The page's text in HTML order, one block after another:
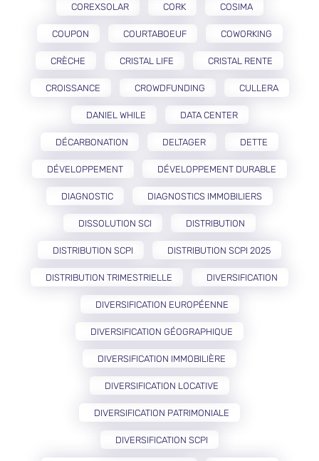
COREXSOLAR CORK COSIMA
COUPON COURTABOEUF COWORKING
CRÈCHE CRISTAL LIFE CRISTAL RENTE
CROISSANCE CROWDFUNDING CULLERA
DANIEL WHILE DATA CENTER
DÉCARBONATION DELTAGER DETTE
DÉVELOPPEMENT DÉVELOPPEMENT DURABLE
DIAGNOSTIC DIAGNOSTICS IMMOBILIERS
DISSOLUTION SCI DISTRIBUTION
DISTRIBUTION SCPI DISTRIBUTION SCPI 2025
DISTRIBUTION TRIMESTRIELLE DIVERSIFICATION
DIVERSIFICATION EUROPÉENNE
DIVERSIFICATION GÉOGRAPHIQUE
DIVERSIFICATION IMMOBILIÈRE
DIVERSIFICATION LOCATIVE
DIVERSIFICATION PATRIMONIALE
DIVERSIFICATION SCPI